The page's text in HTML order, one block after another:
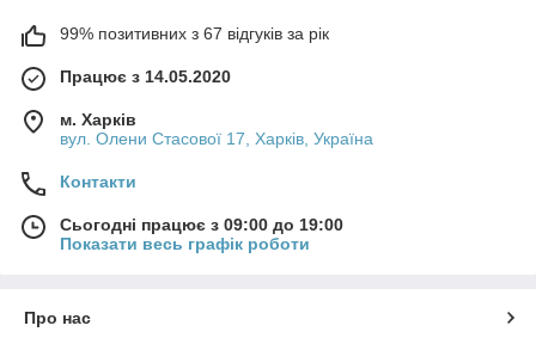
99% позитивних з 67 відгуків за рік
Працює з 14.05.2020
м. Харків
вул. Олени Стасової 17, Харків, Україна
Контакти
Сьогодні працює з 09:00 до 19:00
Показати весь графік роботи
Про нас